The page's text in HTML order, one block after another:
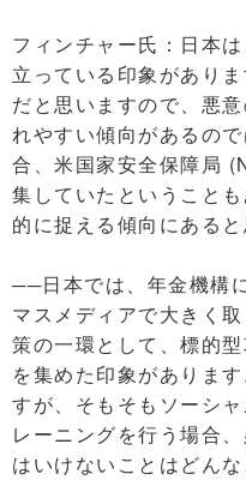
フィンチャー氏：日本
立っている印象があり
だと思いますので、悪
れやすい傾向があるの
合、米国家安全保障局
集していたということ
的に捉える傾向にあると
──日本では、年金機構
マスメディアで大きく
策の一環として、標的
を集めた印象がありま
すが、そもそもソーシ
レーニングを行う場合
はいけないことはどんな